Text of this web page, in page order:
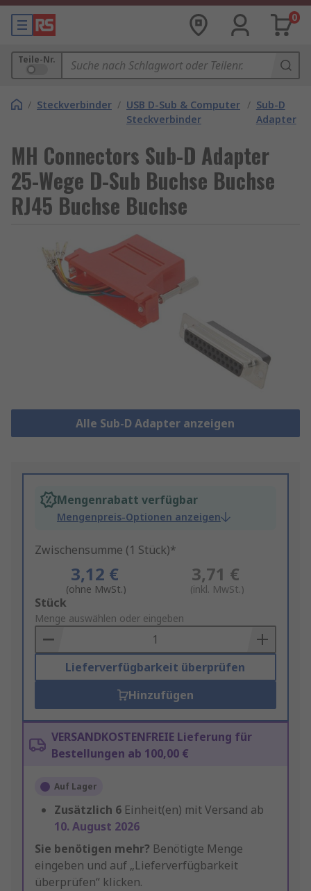
0
Teile-Nr.
/ Steckverbinder / USB D-Sub & Computer
Steckverbinder
/ Sub-D
Adapter
MH Connectors Sub-D Adapter
25-Wege D-Sub Buchse Buchse
RJ45 Buchse Buchse
Alle Sub-D Adapter anzeigen
Mengenrabatt verfügbar
Mengenpreis-Optionen anzeigen
Zwischensumme (1 Stück)*
3,12 €
(ohne MwSt.)
3,71 €
(inkl. MwSt.)
Add
to
Basket
Stück
Menge auswählen oder eingeben
Lieferverfügbarkeit überprüfen
Hinzufügen
VERSANDKOSTENFREIE Lieferung für
Bestellungen ab 100,00 €
Auf Lager
Zusätzlich 6 Einheit(en) mit Versand ab
10. August 2026
Sie benötigen mehr? Benötigte Menge
eingeben und auf „Lieferverfügbarkeit
überprüfen“ klicken.